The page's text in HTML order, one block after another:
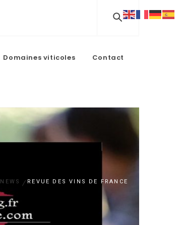
Domaines viticoles Contact
NEWS REVUE DES VINS DE FRANCE